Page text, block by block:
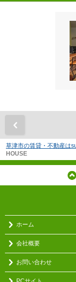
草津市の賃貸・不動産は
HOUSE
ホーム
会社概要
お問い合わせ